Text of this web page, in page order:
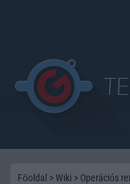
Főoldal >Wiki > Operációs